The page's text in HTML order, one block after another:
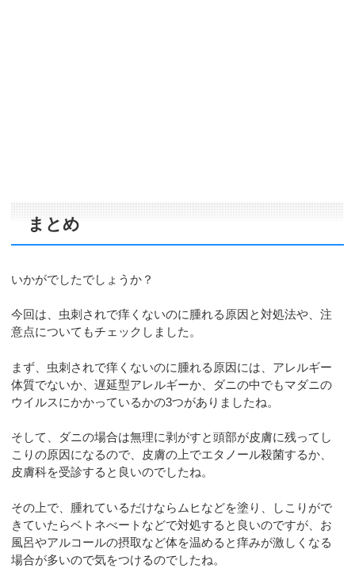
まとめ
いかがでしたでしょうか？
今回は、虫刺されで痒くないのに腫れる原因と対処法や、注
意点についてもチェックしました。
まず、虫刺されで痒くないのに腫れる原因には、アレルギー
体質でないか、遅延型アレルギーか、ダニの中でもマダニの
ウイルスにかかっているかの3つがありましたね。
そして、ダニの場合は無理に剥がすと頭部が皮膚に残ってし
こりの原因になるので、皮膚の上でエタノール殺菌するか、
皮膚科を受診すると良いのでしたね。
その上で、腫れているだけならムヒなどを塗り、しこりがで
きていたらベトネべートなどで対処すると良いのですが、お
風呂やアルコールの摂取など体を温めると痒みが激しくなる
場合が多いので気をつけるのでしたね。